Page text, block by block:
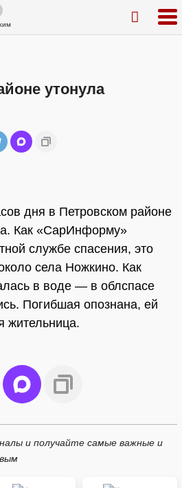
утонула
дня в Петровском районе
Как «СарИнформу»
службе спасения, это
села Ножкино. Как
в воде — в облспасе
Погибшая опознана, ей
жительница.
и получайте самые важные и